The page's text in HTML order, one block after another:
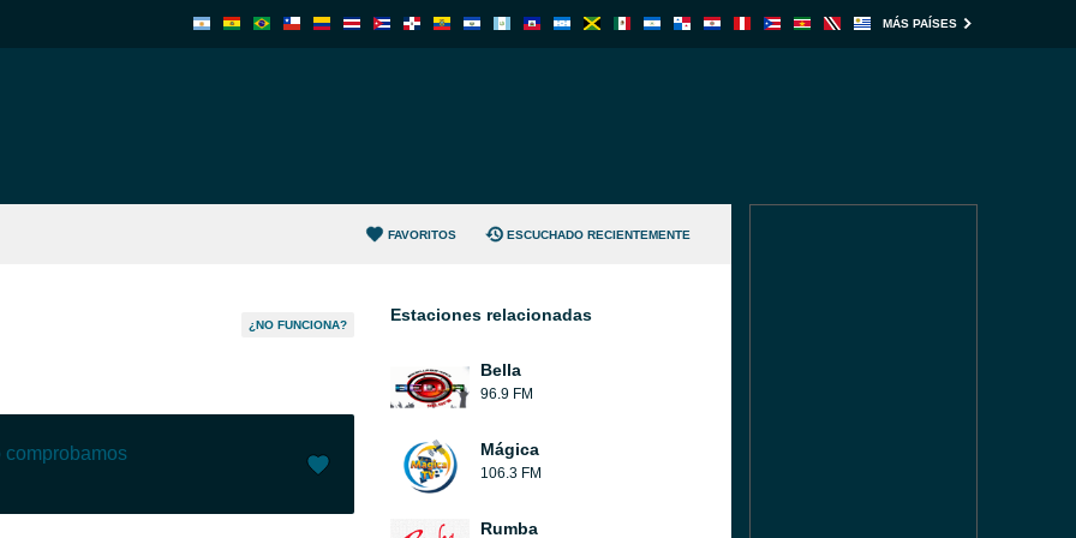
MÁS PAÍSES
FAVORITOS ESCUCHADO RECIENTEMENTE
¿NO FUNCIONA?
comprobamos
Estaciones relacionadas
Bella
96.9 FM
Mágica
106.3 FM
Rumba